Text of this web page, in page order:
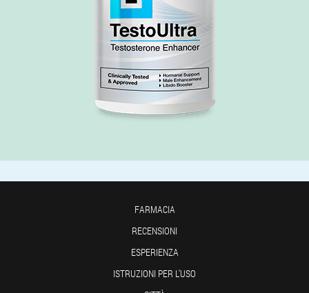
FARMACIA
RECENSIONI
ESPERIENZA
ISTRUZIONI PER L'USO